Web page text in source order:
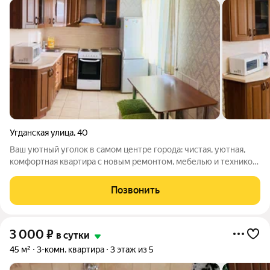
Угданская улица,40
Ваш уютный уголок в самом центре города: чистая, уютная,
комфортная квартира с новым ремонтом, мебелью и техникой
него? Предлагаю вам светлую и аккуратную квартиру, где
каждая деталь
Позвонить
3 000 ₽ в сутки
45 м² 3-комн. квартира 3 этаж из 5